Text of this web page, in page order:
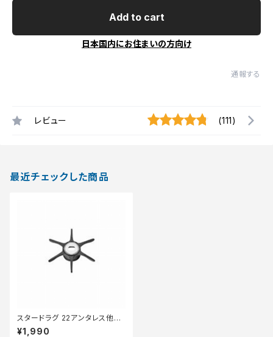
Add to cart
日本国内にお住まいの方向け
通報する
レビュー (111)
最近チェックした商品
スタードラグ 22アンタレス他ブ
ラック
¥1,990